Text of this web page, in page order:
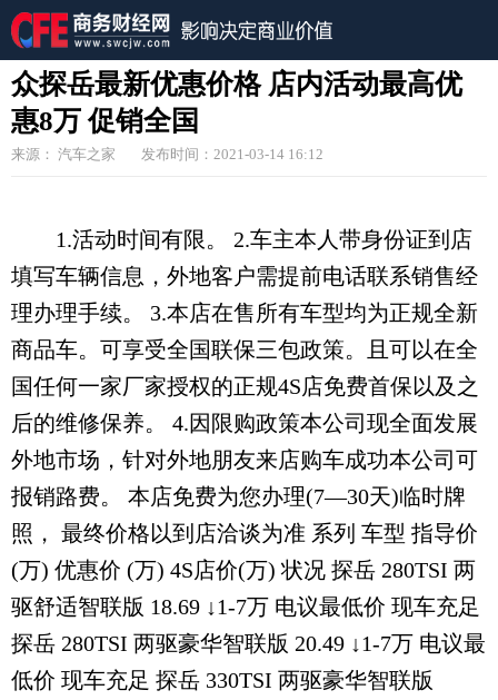
众探岳最新优惠价格 店内活动最高优
惠8万 促销全国
来源： 汽车之家 发布时间：2021-03-14 16:12
1.活动时间有限。 2.车主本人带身份证到店
填写车辆信息，外地客户需提前电话联系销售经
理办理手续。 3.本店在售所有车型均为正规全新
商品车。可享受全国联保三包政策。且可以在全
国任何一家厂家授权的正规4S店免费首保以及之
后的维修保养。 4.因限购政策本公司现全面发展
外地市场，针对外地朋友来店购车成功本公司可
报销路费。 本店免费为您办理(7—30天)临时牌
照， 最终价格以到店洽谈为准 系列 车型 指导价
(万) 优惠价 (万) 4S店价(万) 状况 探岳 280TSI 两
驱舒适智联版 18.69 ↓1-7万 电议最低价 现车充足
探岳 280TSI 两驱豪华智联版 20.49 ↓1-7万 电议最
低价 现车充足 探岳 330TSI 两驱豪华智联版